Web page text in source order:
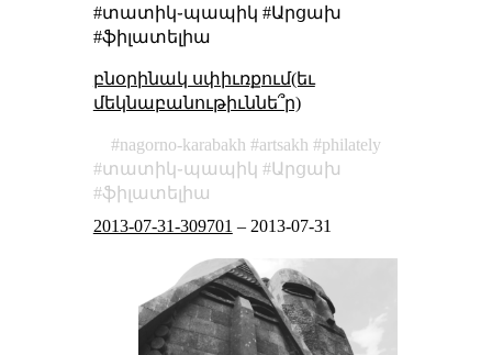
#տատիկ֊պապիկ #Արցախ
#ֆիլատելիա
բնօրինակ սփիւռքում(եւ
մեկնաբանութիւննե՞ր)
nagorno-karabakh artsakh
philately
տատիկ֊պապիկ
Արցախ
ֆիլատելիա
2013-07-31-309701 – 2013-07-31